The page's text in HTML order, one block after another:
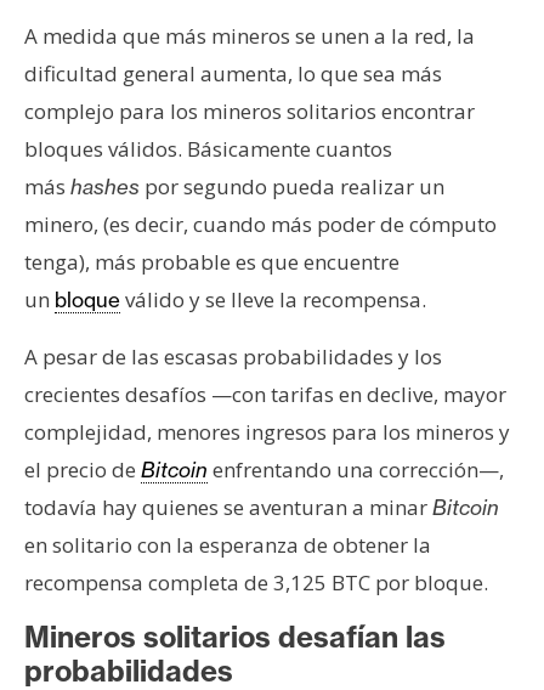
A medida que más mineros se unen a la red, la
dificultad general aumenta, lo que sea más
complejo para los mineros solitarios encontrar
bloques válidos. Básicamente cuantos
más hashes por segundo pueda realizar un
minero, (es decir, cuando más poder de cómputo
tenga), más probable es que encuentre
un bloqueválido y se lleve la recompensa.
A pesar de las escasas probabilidades y los
crecientes desafíos —con tarifas en declive, mayor
complejidad, menores ingresos para los mineros y
el precio de Bitcoin enfrentando una corrección—,
todavía hay quienes se aventuran a minarBitcoin
en solitario con la esperanza de obtener la
recompensa completa de 3,125 BTC por bloque.
Mineros solitarios desafían las
probabilidades